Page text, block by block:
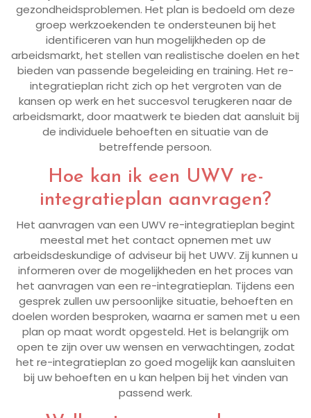
gezondheidsproblemen. Het plan is bedoeld om deze
groep werkzoekenden te ondersteunen bij het
identificeren van hun mogelijkheden op de
arbeidsmarkt, het stellen van realistische doelen en het
bieden van passende begeleiding en training. Het re-
integratieplan richt zich op het vergroten van de
kansen op werk en het succesvol terugkeren naar de
arbeidsmarkt, door maatwerk te bieden dat aansluit bij
de individuele behoeften en situatie van de
betreffende persoon.
Hoe kan ik een UWV re-
integratieplan aanvragen?
Het aanvragen van een UWV re-integratieplan begint
meestal met het contact opnemen met uw
arbeidsdeskundige of adviseur bij het UWV. Zij kunnen u
informeren over de mogelijkheden en het proces van
het aanvragen van een re-integratieplan. Tijdens een
gesprek zullen uw persoonlijke situatie, behoeften en
doelen worden besproken, waarna er samen met u een
plan op maat wordt opgesteld. Het is belangrijk om
open te zijn over uw wensen en verwachtingen, zodat
het re-integratieplan zo goed mogelijk kan aansluiten
bij uw behoeften en u kan helpen bij het vinden van
passend werk.